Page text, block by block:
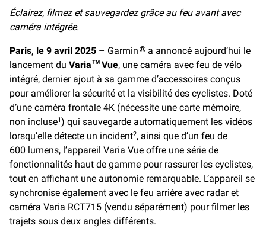
b
o
k
l
L
i
k
Éclairez, filmez et sauvegardez grâce au feu avant avec
caméra intégrée.
Paris, le 9 avril 2025 – Garmin ® a annoncé aujourd’hui le
lancement du Varia™Vue, une caméra avec feu de vélo
intégré, dernier ajout à sa gamme d’accessoires conçus
pour améliorer la sécurité et la visibilité des cyclistes. Doté
d’une caméra frontale 4K (nécessite une carte mémoire,
non incluse1) qui sauvegarde automatiquement les vidéos
lorsqu’elle détecte un incident2, ainsi que d’un feu de
600 lumens, l’appareil Varia Vue offre une série de
fonctionnalités haut de gamme pour rassurer les cyclistes,
tout en affichant une autonomie remarquable. L’appareil se
synchronise également avec le feu arrière avec radar et
caméra Varia RCT715 (vendu séparément) pour filmer les
trajets sous deux angles différents.